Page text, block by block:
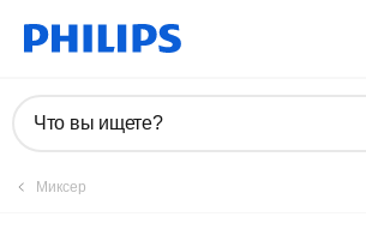
Что вы ищете?
Миксер